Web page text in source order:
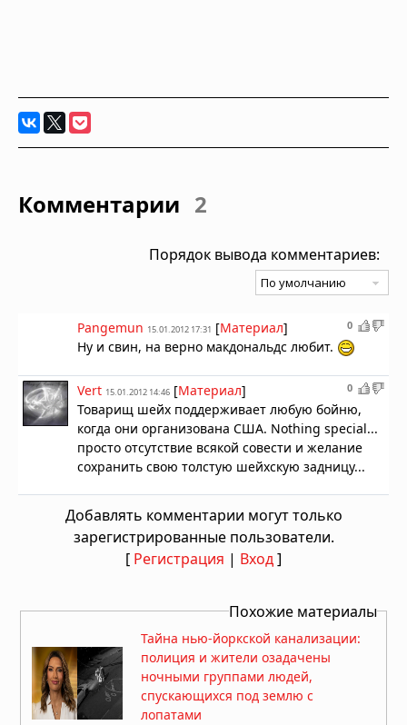
Комментарии 2
Порядок вывода комментариев:
0
Pangemun 15.01.2012 17:31 [Материал]
Ну и свин, на верно макдональдс любит.
0
Vert 15.01.2012 14:46 [Материал]
Товарищ шейх поддерживает любую бойню,
когда они организована США. Nothing special...
просто отсутствие всякой совести и желание
сохранить свою толстую шейхскую задницу...
Добавлять комментарии могут только
зарегистрированные пользователи.
[ Регистрация | Вход]
Похожие материалы
Тайна нью-йоркской канализации:
полиция и жители озадачены
ночными группами людей,
спускающихся под землю с
лопатами